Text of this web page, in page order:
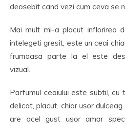
deosebit cand vezi cum ceva se
Mai mult mi-a placut inflorirea
intelegeti gresit, este un ceai
frumoasa parte la el este
vizual.
Parfumul ceaiului este subtil, cu
delicat, placut, chiar usor
are acel gust usor amar